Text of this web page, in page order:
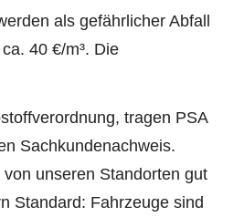
als gefährlicher Abfall
40 €/m³. Die
tragen PSA
Sachkundenachweis.
unseren Standorten gut
Standard: Fahrzeuge sind